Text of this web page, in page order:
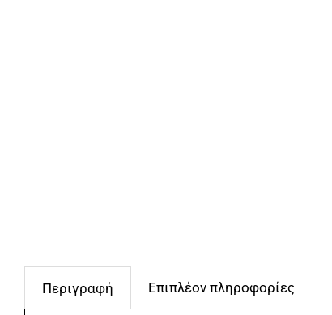
Περιγραφή Επιπλέον πληροφορίες